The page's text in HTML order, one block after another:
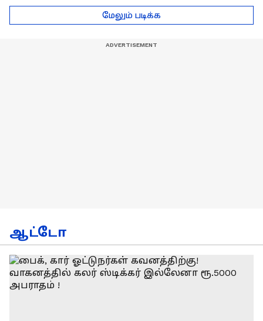
டெல்லி செல்லும் RCB
அணி !
பயிற்சியாளர் பிரீத்தி
ரதி
மேலும் படிக்க
ஆட்டோ